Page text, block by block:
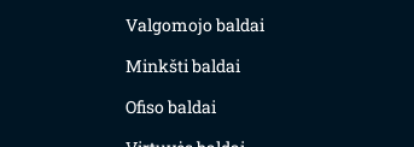
Valgomojo baldai
Minkšti baldai
Ofiso baldai